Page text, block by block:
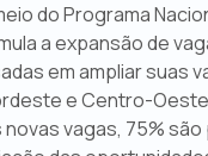
do Programa
a expansão de
em ampliar suas
e Centro-
vagas, 75%